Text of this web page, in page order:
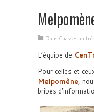
Dans Chasses au
L’équipe de
Pour celles et
Melpomène,
bribes